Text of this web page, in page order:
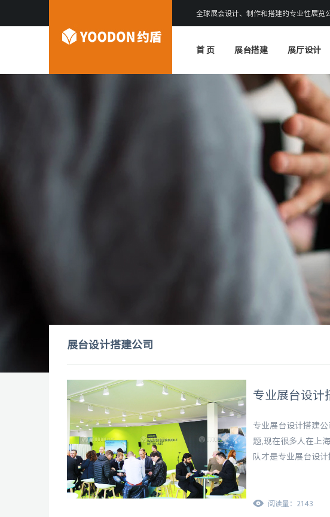
全球展会设计、制作和搭建的专业性展览
首 页 展台搭建 展厅设计
展台设计搭建公司
专业展台设计
专业展台设计搭建
题,现在很多人在上
队才是专业展台设计
阅读量：2143